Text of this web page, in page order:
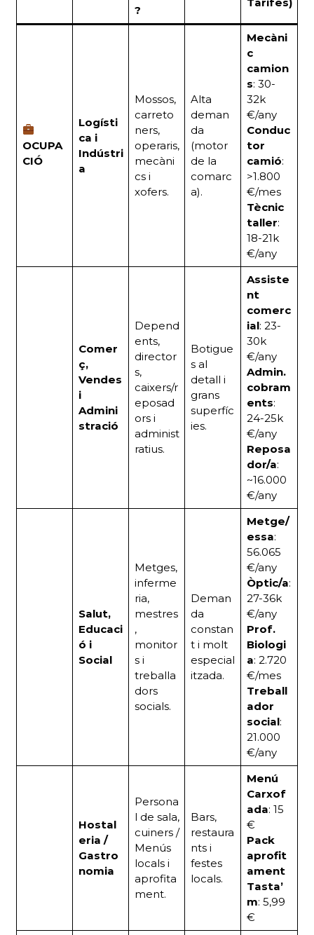
?
OCUPA
CIÓ
Logísti
ca i
Indústri
a
Mossos,
carreto
ners,
operaris,
mecàni
cs i
xofers.
Alta
deman
da
(motor
de la
comarc
a).
Mecàni
c
camion
s: 30-
32k
€/any
Conduc
tor
camió:
>1.800
€/mes
Tècnic
taller:
18-21k
€/any
Comer
ç,
Vendes
i
Admini
stració
Depend
ents,
director
s,
caixers/r
eposad
ors i
administ
ratius.
Botigue
s al
detall i
grans
superfíc
ies.
Assiste
nt
comerc
ial: 23-
30k
€/any
Admin.
cobram
ents:
24-25k
€/any
Reposa
dor/a:
~16.000
€/any
Salut,
Educaci
ó i
Social
Metges,
inferme
ria,
mestres
,
monitor
s i
treballa
dors
socials.
Deman
da
constan
t i molt
especial
itzada.
Metge/
essa:
56.065
€/any
Òptic/a:
27-36k
€/any
Prof.
Biologi
a: 2.720
€/mes
Treball
ador
social:
21.000
€/any
Hostal
eria /
Gastro
nomia
Persona
l de sala,
cuiners /
Menús
locals i
aprofita
ment.
Bars,
restaura
nts i
festes
locals.
Menú
Carxof
ada: 15
€
Pack
aprofit
ament
Tasta’
m: 5,99
€